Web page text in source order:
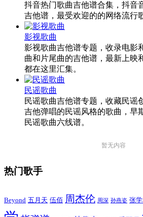
抖音热门歌曲吉他谱合集，抖音
吉他谱，最受欢迎的的网络流行
影视歌曲
影视歌曲吉他谱专题，收录电影
曲和片尾曲的吉他谱，最新上映
都在这里汇集。
民谣歌曲
民谣歌曲吉他谱专题，收藏民谣
吉他弹唱的民谣风格的歌曲，早
民谣歌曲六线谱。
暂无内容
热门歌手
Beyond 五月天 伍佰 周杰伦 周深 孙燕姿 张